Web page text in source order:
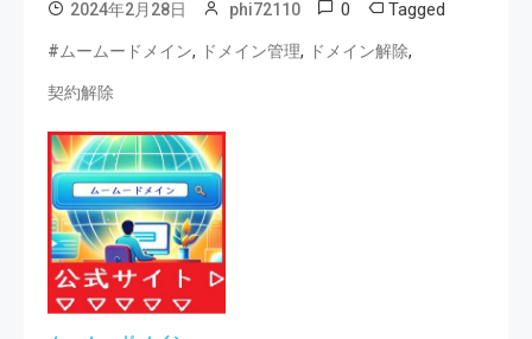
2024年2月28日 phi72110 0 Tagged
#ムームードメイン, ドメイン管理, ドメイン解除,
契約解除